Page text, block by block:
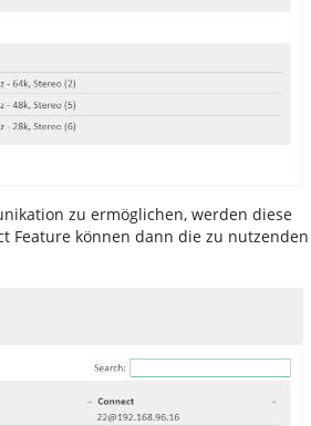
zu ermöglichen, werden diese
Feature können dann die zu nutzenden